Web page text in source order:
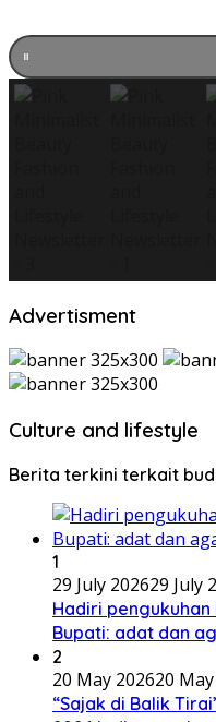
Advertisment
Culture and lifestyle
Berita terkini terkait
1
29 July 202629 July
Hadiri
Bupati: adat dan
2
20 May 202620
“Sajak di Balik